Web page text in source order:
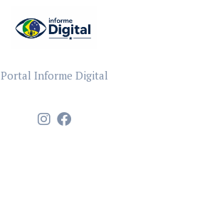
Portal Informe Digital